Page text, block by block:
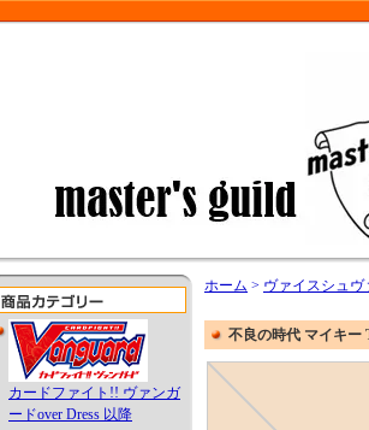
カードファイト!! ヴァンガ
ードover Dress 以降
ホーム > ヴァイスシュヴ
不良の時代 マイキー